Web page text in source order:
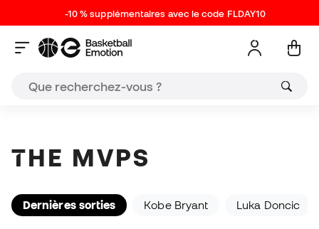
-10 % supplémentaires avec le code FLDAY10
Chaussures Performance
THE MVPS
Dernières sorties Kobe Bryant Luka Doncic